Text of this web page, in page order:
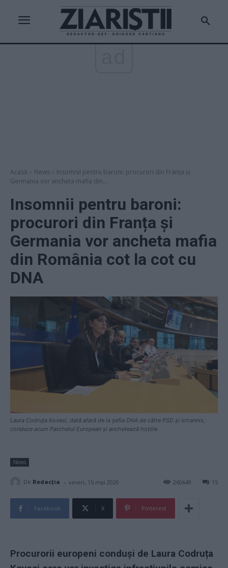
Acasă News
Insomnii pentru baroni: procurori din Franța și
Germania vor ancheta mafia din...
Insomnii pentru baroni:
procurori din Franța și
Germania vor ancheta mafia
din România cot la cot cu
DNA
Laura Codruța Kovesi, dată afară de la șefia DNA de către PSD și Iohannis,
conduce acum Parchetul European și anchetează hoțiile
News
De Redacţia - vineri, 15 mai 2020 15
260649
Facebook X Pinterest
Procurorii europeni conduși de Laura Codruța